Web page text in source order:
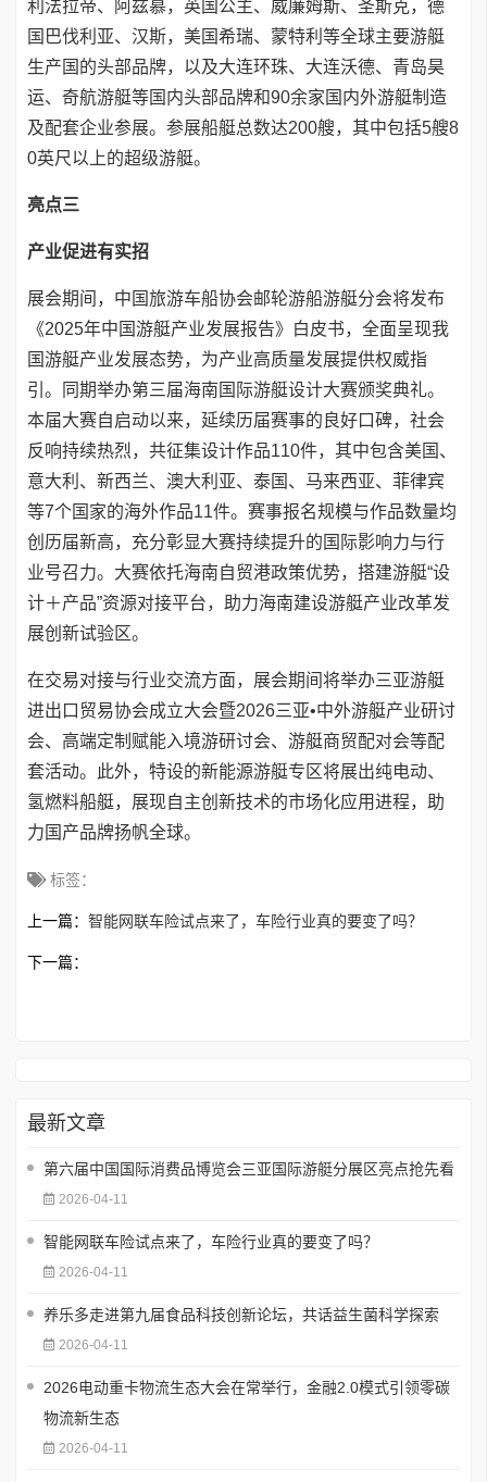
利法拉帝、阿兹慕，英国公主、威廉姆斯、圣斯克，德
国巴伐利亚、汉斯，美国希瑞、蒙特利等全球主要游艇
生产国的头部品牌，以及大连环珠、大连沃德、青岛昊
运、奇航游艇等国内头部品牌和90余家国内外游艇制造
及配套企业参展。参展船艇总数达200艘，其中包括5艘8
0英尺以上的超级游艇。
亮点三
产业促进有实招
展会期间，中国旅游车船协会邮轮游船游艇分会将发布
《2025年中国游艇产业发展报告》白皮书，全面呈现我
国游艇产业发展态势，为产业高质量发展提供权威指
引。同期举办第三届海南国际游艇设计大赛颁奖典礼。
本届大赛自启动以来，延续历届赛事的良好口碑，社会
反响持续热烈，共征集设计作品110件，其中包含美国、
意大利、新西兰、澳大利亚、泰国、马来西亚、菲律宾
等7个国家的海外作品11件。赛事报名规模与作品数量均
创历届新高，充分彰显大赛持续提升的国际影响力与行
业号召力。大赛依托海南自贸港政策优势，搭建游艇“设
计＋产品”资源对接平台，助力海南建设游艇产业改革发
展创新试验区。
在交易对接与行业交流方面，展会期间将举办三亚游艇
进出口贸易协会成立大会暨2026三亚•中外游艇产业研讨
会、高端定制赋能入境游研讨会、游艇商贸配对会等配
套活动。此外，特设的新能源游艇专区将展出纯电动、
氢燃料船艇，展现自主创新技术的市场化应用进程，助
力国产品牌扬帆全球。
标签：
上一篇： 智能网联车险试点来了，车险行业真的要变了吗？
下一篇：
最新文章
第六届中国国际消费品博览会三亚国际游艇分展区亮点抢先看
2026-04-11
智能网联车险试点来了，车险行业真的要变了吗？
2026-04-11
养乐多走进第九届食品科技创新论坛，共话益生菌科学探索
2026-04-11
2026电动重卡物流生态大会在常举行，金融2.0模式引领零碳
物流新生态
2026-04-11